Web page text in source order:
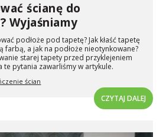
ścianę do
Wyjaśniamy
podłoże pod tapetę? Jak kłaść tapetę
farbą, a jak na podłoże nieotynkowane?
starej tapety przed przyklejeniem
te pytania zawarliśmy w artykule.
ścian
CZYTAJ DALEJ